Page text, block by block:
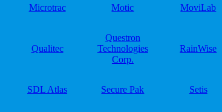
Microtrac Motic MoviLab
Qualitec
Questron
Technologies
Corp.
RainWise
SDL Atlas Secure Pak Setis